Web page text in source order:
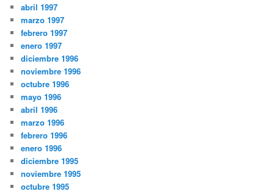
abril 1997
marzo 1997
febrero 1997
enero 1997
diciembre 1996
noviembre 1996
octubre 1996
mayo 1996
abril 1996
marzo 1996
febrero 1996
enero 1996
diciembre 1995
noviembre 1995
octubre 1995